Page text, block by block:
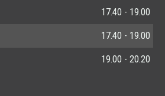
17.40 - 19.00
17.40 - 19.00
19.00 - 20.20